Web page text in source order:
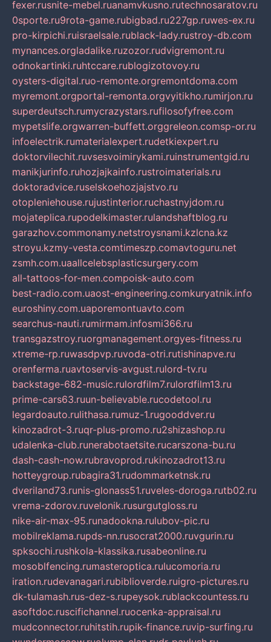
fexer.rusnite-mebel.ruanamvkusno.rutechnosaratov.ru
0sporte.ru9rota-game.rubigbad.ru227gp.ruwes-ex.ru
pro-kirpichi.ruisraelsale.rublack-lady.rustroy-db.com
mynances.orgladalike.ruzozor.rudvigremont.ru
odnokartinki.ruhtccare.rublogizotovoy.ru
oysters-digital.ruo-remonte.orgremontdoma.com
myremont.orgportal-remonta.orgvyitikho.rumirjon.ru
superdeutsch.rumycrazystars.rufilosofyfree.com
mypetslife.orgwarren-buffett.orggreleon.comsp-or.ru
infoelectrik.rumaterialexpert.rudetkiexpert.ru
doktorvilechit.ruvsesvoimirykami.ruinstrumentgid.ru
manikjurinfo.ruhozjajkainfo.rustroimaterials.ru
doktoradvice.ruselskoehozjajstvo.ru
otopleniehouse.rujustinterior.ruchastnyjdom.ru
mojateplica.rupodelkimaster.rulandshaftblog.ru
garazhov.commonamy.netstroysnami.kzlcna.kz
stroyu.kzmy-vesta.comtimeszp.comavtoguru.net
zsmh.com.uaallcelebsplasticsurgery.com
all-tattoos-for-men.compoisk-auto.com
best-radio.com.uaost-engineering.comkuryatnik.info
euroshiny.com.uaporemontuavto.com
searchus-nauti.rumirmam.infosmi366.ru
transgazstroy.ruorgmanagement.orgyes-fitness.ru
xtreme-rp.ruwasdpvp.ruvoda-otri.rutishinapve.ru
orenferma.ruavtoservis-avgust.rulord-tv.ru
backstage-682-music.rulordfilm7.rulordfilm13.ru
prime-cars63.ruun-believable.rucodetool.ru
legardoauto.rulithasa.rumuz-1.rugooddver.ru
kinozadrot-3.ruqr-plus-promo.ru2shizashop.ru
udalenka-club.runerabotaetsite.rucarszona-bu.ru
dash-cash-now.rubravoprod.rukinozadrot13.ru
hotteygroup.rubagira31.rudommarketnsk.ru
dveriland73.runis-glonass51.ruveles-doroga.rutb02.ru
vrema-zdorov.ruvelonik.rusurgutgloss.ru
nike-air-max-95.runadookna.rulubov-pic.ru
mobilreklama.rupds-nn.rusocrat2000.ruvgurin.ru
spksochi.rushkola-klassika.rusabeonline.ru
mosoblfencing.rumasteroptica.rulucomoria.ru
iration.rudevanagari.rubiblioverde.ruigro-pictures.ru
dk-tulamash.rus-dez-s.rupeysok.rublackcountess.ru
asoftdoc.ruscifichannel.ruocenka-appraisal.ru
mudconnector.ruhitstih.rupik-finance.ruvip-surfing.ru